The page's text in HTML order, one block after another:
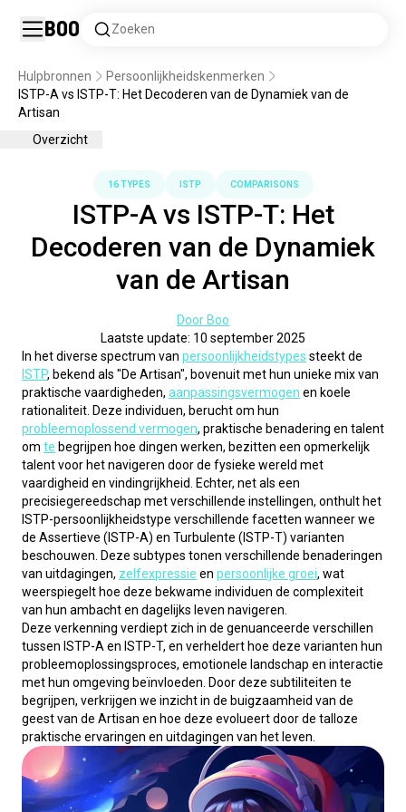
Boo Zoeken
Hulpbronnen
Persoonlijkheidskenmerken
ISTP-A vs ISTP-T: Het Decoderen van de Dynamiek van de
Artisan
Overzicht
16 TYPES ISTP COMPARISONS
ISTP-A vs ISTP-T: Het
Decoderen van de Dynamiek
van de Artisan
Door Boo
Laatste update: 10 september 2025
In het diverse spectrum van persoonlijkheidstypes
ISTP, bekend als "De Artisan", bovenuit met hun unieke mix van
praktische vaardigheden, aanpassingsvermogen en koele
probleemoplossend vermogen, praktische benadering en talent
om te begrijpen hoe dingen werken, bezitten een opmerkelijk
talent voor het navigeren door de fysieke wereld met
vaardigheid en vindingrijkheid. Echter, net als een
precisiegereedschap met verschillende instellingen, onthult het
ISTP-persoonlijkheidstype verschillende facetten wanneer we
de Assertieve (ISTP-A) en Turbulente (ISTP-T) varianten
beschouwen. Deze subtypes tonen verschillende benaderingen
van uitdagingen, zelfexpressie en persoonlijke groei, wat
weerspiegelt hoe deze bekwame individuen de complexiteit
van hun ambacht en dagelijks leven navigeren.
Deze verkenning verdiept zich in de genuanceerde verschillen
tussen ISTP-A en ISTP-T, en verheldert hoe deze varianten hun
probleemoplossingsproces, emotionele landschap en interactie
met hun omgeving beïnvloeden. Door deze subtiliteiten te
begrijpen, verkrijgen we inzicht in de buigzaamheid van de
geest van de Artisan en hoe deze evolueert door de talloze
praktische ervaringen en uitdagingen van het leven.